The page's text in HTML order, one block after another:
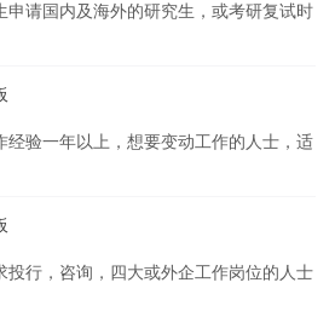
申请国内及海外的研究生，或考研复试时
经验一年以上，想要变动工作的人士，适
投行，咨询，四大或外企工作岗位的人士